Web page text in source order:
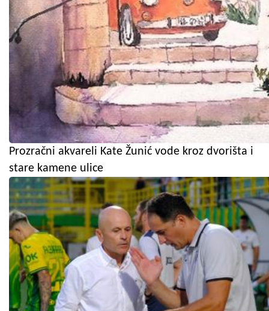
Prozračni akvareli Kate Žunić vode kroz dvorišta i
stare kamene ulice